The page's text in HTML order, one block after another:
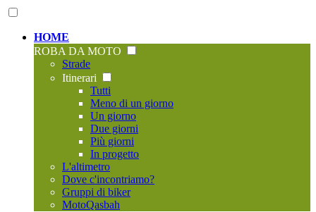
HOME
ROBA DA MOTO
Strade
Itinerari
Tutti
Meno di un giorno
Un giorno
Due giorni
Più giorni
In progetto
L'altimetro
Dove c'incontriamo?
Gruppi di biker
MotoQasbah